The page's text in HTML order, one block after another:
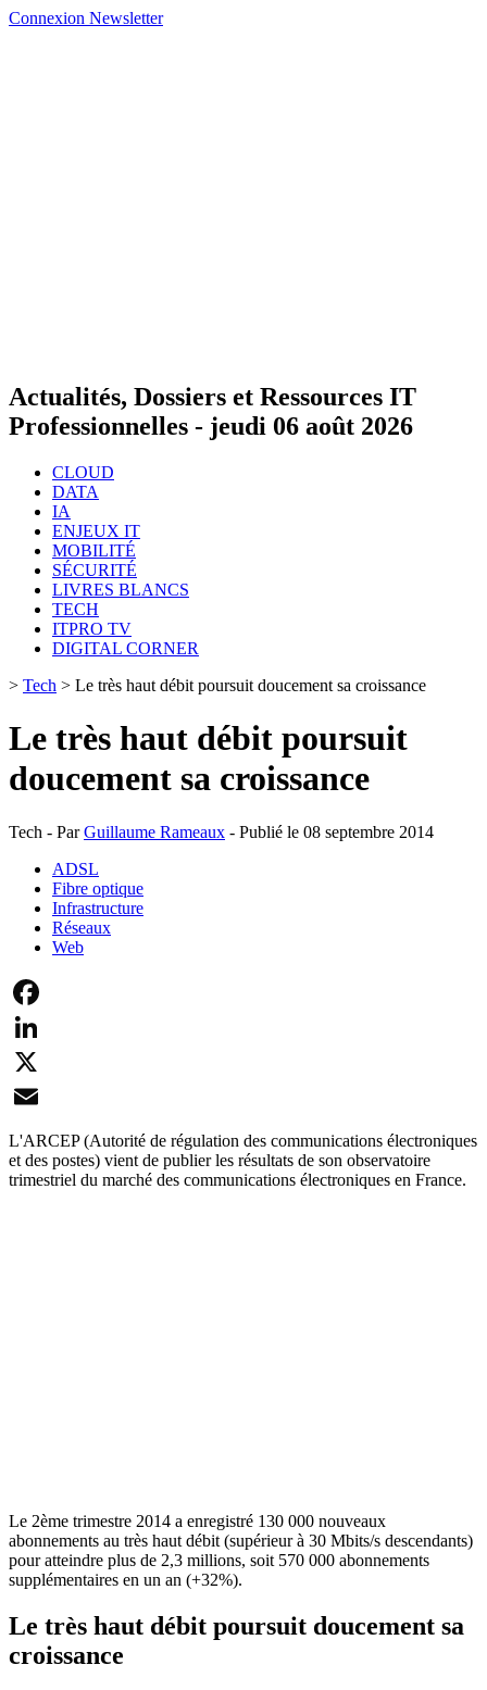
Connexion Newsletter
Actualités, Dossiers et Ressources IT
Professionnelles - jeudi 06 août 2026
CLOUD
DATA
IA
ENJEUX IT
MOBILITÉ
SÉCURITÉ
LIVRES BLANCS
TECH
ITPRO TV
DIGITAL CORNER
> Tech > Le très haut débit poursuit doucement sa croissance
Le très haut débit poursuit
doucement sa croissance
Tech - ParGuillaume Rameaux - Publié le 08 septembre 2014
ADSL
Fibre optique
Infrastructure
Réseaux
Web
Facebook
LinkedIn
X
Email
L'ARCEP (Autorité de régulation des communications électroniques
et des postes) vient de publier les résultats de son observatoire
trimestriel du marché des communications électroniques en France.
Le 2ème trimestre 2014 a enregistré 130 000 nouveaux
abonnements au très haut débit (supérieur à 30 Mbits/s descendants)
pour atteindre plus de 2,3 millions, soit 570 000 abonnements
supplémentaires en un an (+32%).
Le très haut débit poursuit doucement sa
croissance